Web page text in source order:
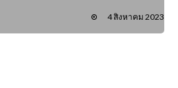
4 สิงหาคม 2023